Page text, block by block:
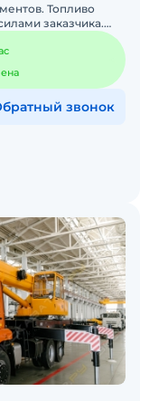
Топливо
заказчика.
звонок